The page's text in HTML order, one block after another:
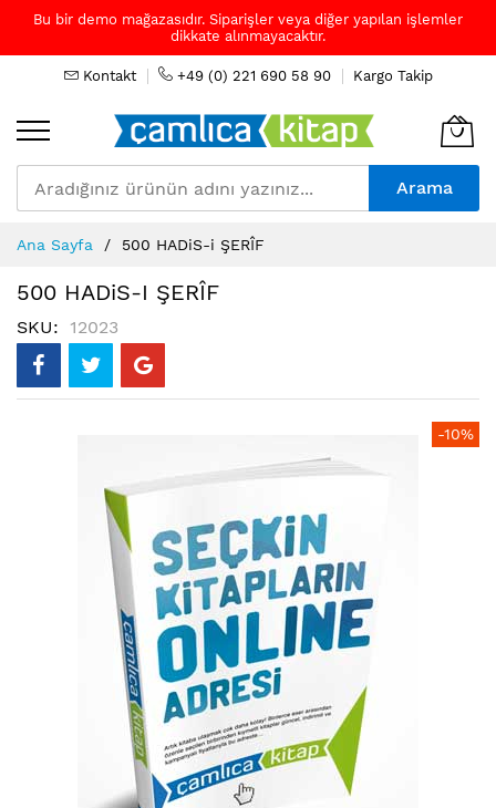
Bu bir demo mağazasıdır. Siparişler veya diğer yapılan işlemler
dikkate alınmayacaktır.
Kontakt +49 (0) 221 690 58 90 Kargo Takip
Arama
to
Content
Ana Sayfa 500 HADiS-i ŞERÎF
500 HADiS-I ŞERÎF
SKU 12023
-10%